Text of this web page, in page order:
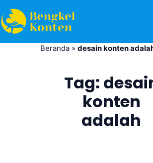
Beranda» desain konten
Tag:
konten
adalah